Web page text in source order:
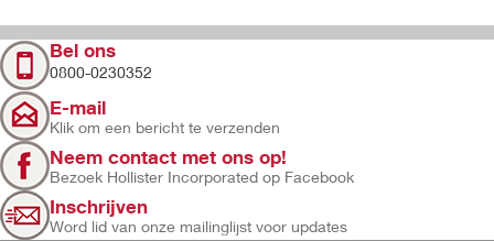
Bel ons
0800-0230352
E-mail
Klik om een bericht te verzenden
Neem contact met ons op!
Bezoek Hollister Incorporated op Facebook
Inschrijven
Word lid van onze mailinglijst voor updates